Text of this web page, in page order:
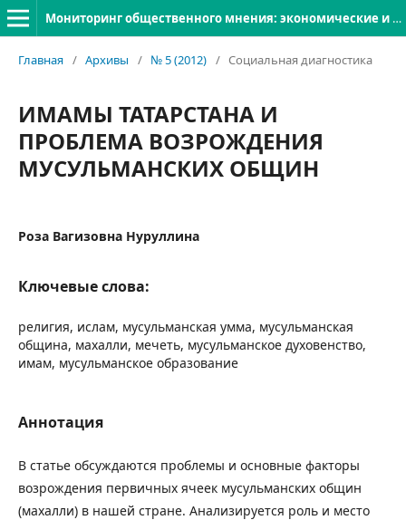
Мониторинг общественного мнения: экономические и социальные перемены
Главная / Архивы / № 5 (2012) / Социальная диагностика
ИМАМЫ ТАТАРСТАНА И
ПРОБЛЕМА ВОЗРОЖДЕНИЯ
МУСУЛЬМАНСКИХ ОБЩИН
Роза Вагизовна Нуруллина
Ключевые слова:
религия, ислам, мусульманская умма, мусульманская
община, махалли, мечеть, мусульманское духовенство,
имам, мусульманское образование
Аннотация
В статье обсуждаются проблемы и основные факторы
возрождения первичных ячеек мусульманских общин
(махалли) в нашей стране. Анализируется роль и место